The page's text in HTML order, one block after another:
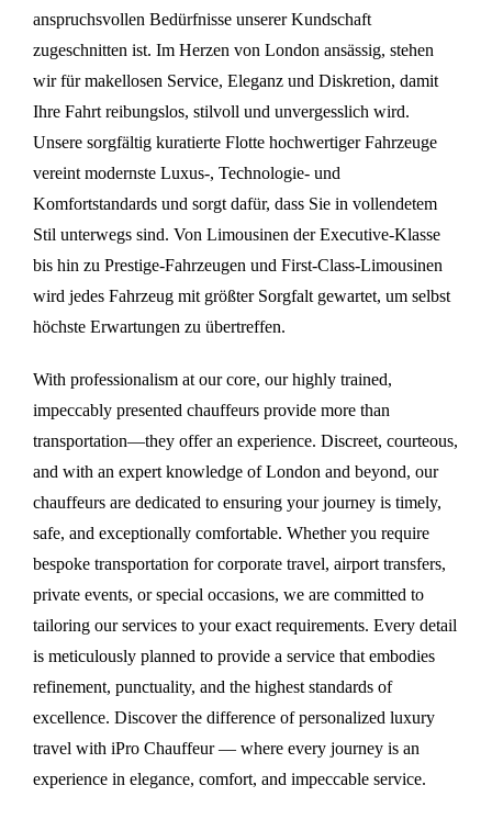
anspruchsvollen Bedürfnisse unserer Kundschaft
zugeschnitten ist. Im Herzen von London ansässig, stehen
wir für makellosen Service, Eleganz und Diskretion, damit
Ihre Fahrt reibungslos, stilvoll und unvergesslich wird.
Unsere sorgfältig kuratierte Flotte hochwertiger Fahrzeuge
vereint modernste Luxus-, Technologie- und
Komfortstandards und sorgt dafür, dass Sie in vollendetem
Stil unterwegs sind. Von Limousinen der Executive-Klasse
bis hin zu Prestige-Fahrzeugen und First-Class-Limousinen
wird jedes Fahrzeug mit größter Sorgfalt gewartet, um selbst
höchste Erwartungen zu übertreffen.
With professionalism at our core, our highly trained,
impeccably presented chauffeurs provide more than
transportation—they offer an experience. Discreet, courteous,
and with an expert knowledge of London and beyond, our
chauffeurs are dedicated to ensuring your journey is timely,
safe, and exceptionally comfortable. Whether you require
bespoke transportation for corporate travel, airport transfers,
private events, or special occasions, we are committed to
tailoring our services to your exact requirements. Every detail
is meticulously planned to provide a service that embodies
refinement, punctuality, and the highest standards of
excellence. Discover the difference of personalized luxury
travel with iPro Chauffeur — where every journey is an
experience in elegance, comfort, and impeccable service.